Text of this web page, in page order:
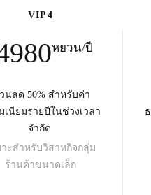
VIP4
หยวน/ปี
นลด 50% สำหรับค่า
เนียมรายปีในช่วงเวลา
จำกัด
าะสำหรับวิสาหกิจกลุ่ม
ร้านค้าขนาดเล็ก